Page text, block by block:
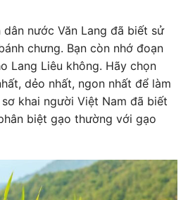
nước Văn Lang đã biết sử
chưng. Bạn còn nhớ đoạn
Lang Liêu không. Hãy chọn
dẻo nhất, ngon nhất để làm
khai người Việt Nam đã biết
biệt gạo thường với gạo